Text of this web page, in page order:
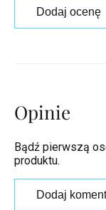
Dodaj ocenę
Opinie
Bądź pierwszą
produktu.
Dodaj